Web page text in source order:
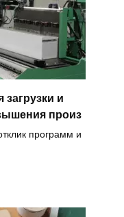
и
произ
программ и